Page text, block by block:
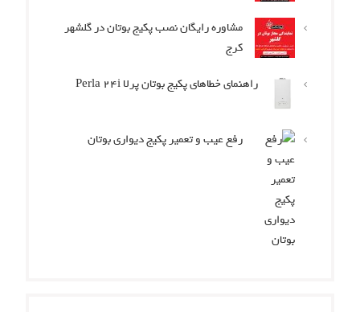
مشاوره رایگان نصب پکیج بوتان در گلشهر
کرج
راهنمای خطاهای پکیج بوتان پرلا Perla 24i
رفع عیب و تعمیر پکیج دیواری بوتان